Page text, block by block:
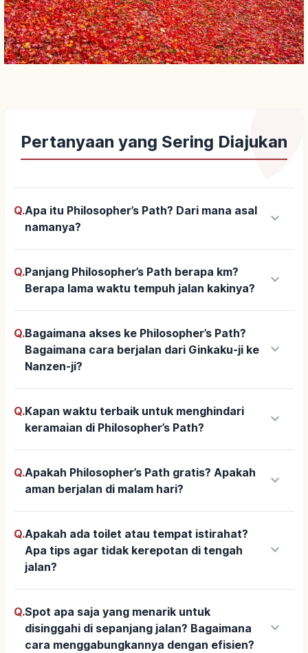
Pertanyaan yang Sering Diajukan
Q.Apa itu Philosopher’s Path? Dari mana asal
namanya?
keyboard_arrow_down
Q.Panjang Philosopher’s Path berapa km?
Berapa lama waktu tempuh jalan kakinya?
keyboard_arrow_down
Q.Bagaimana akses ke Philosopher’s Path?
Bagaimana cara berjalan dari Ginkaku-ji ke
Nanzen-ji?
keyboard_arrow_down
Q.Kapan waktu terbaik untuk menghindari
keramaian di Philosopher’s Path?
keyboard_arrow_down
Q.Apakah Philosopher’s Path gratis? Apakah
aman berjalan di malam hari?
keyboard_arrow_down
Q.Apakah ada toilet atau tempat istirahat?
Apa tips agar tidak kerepotan di tengah
jalan?
keyboard_arrow_down
Q.Spot apa saja yang menarik untuk
disinggahi di sepanjang jalan? Bagaimana
cara menggabungkannya dengan efisien?
keyboard_arrow_down